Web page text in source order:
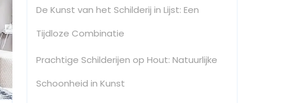
De Kunst van het Schilderij in Lijst: Een
Tijdloze Combinatie
Prachtige Schilderijen op Hout: Natuurlijke
Schoonheid in Kunst